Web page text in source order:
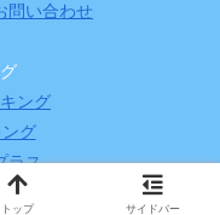
問い合わせ
ング
グ
ラス
トップ サイドバー